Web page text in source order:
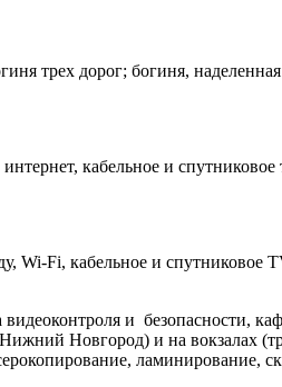
трех дорог; богиня,
кабельное и спутниковое
Wi-Fi, кабельное и спутниковое
и безопасности,
Новгород) и на вокзалах
ламинирование,